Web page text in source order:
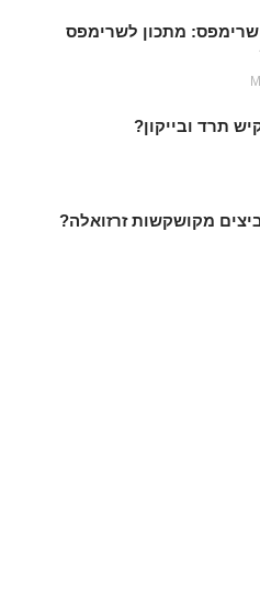
שרימפס: מתכון לשרימפס
תרד ובייקון?
מקושקשות זרזואלה?